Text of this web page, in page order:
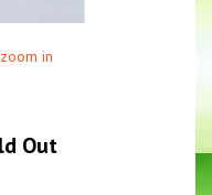
in
Out